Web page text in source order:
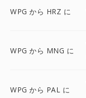
WPG から HRZ に
WPG から MNG に
WPG から PAL に